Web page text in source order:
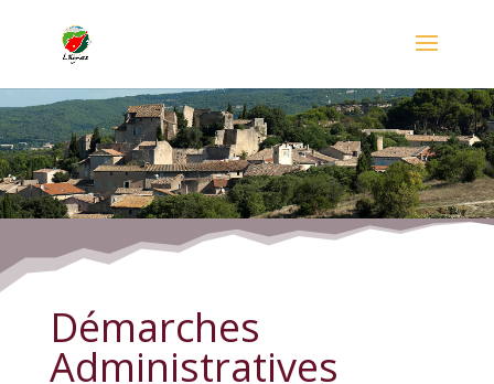
Démarches Administratives
Démarches
Administratives